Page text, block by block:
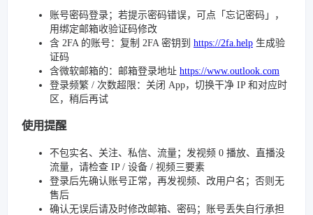
账号密码登录；若提示密码错误，可点「忘记密码」，
用绑定邮箱收验证码修改
含 2FA 的账号：复制 2FA 密钥到 https://2fa.help 生成验
证码
含微软邮箱的：邮箱登录地址 https://www.outlook.com
登录频繁 / 次数超限：关闭 App，切换干净 IP 和对应时
区，稍后再试
使用提醒
不包实名、关注、私信、流量；发视频 0 播放、直播没
流量，请检查 IP / 设备 / 视频三要素
登录后先确认账号正常，再发视频、改用户名；否则无
售后
确认无误后请及时修改邮箱、密码；账号丢失自行承担